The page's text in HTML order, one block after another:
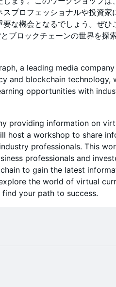
プロフェッショナルや投資家
な機会となるでしょう。ぜひ
ブロックチェーンの世界を探
a leading media company
and blockchain technology,
opportunities with
providing information on
host a workshop to share
professionals. This
professionals and
to gain the latest
the world of virtual
your path to success.